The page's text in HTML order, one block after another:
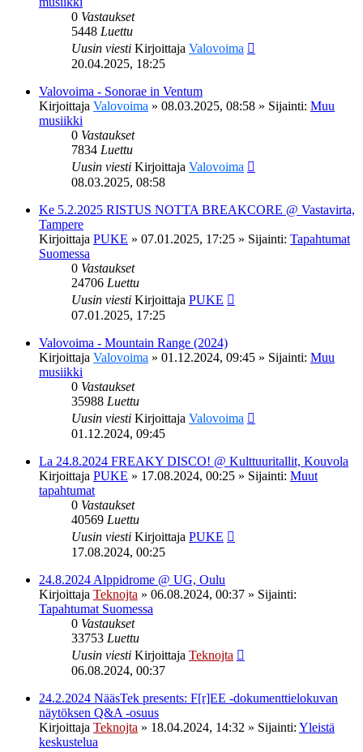
0 Vastaukset
5448 Luettu
Uusin viesti Kirjoittaja Valovoima
20.04.2025, 18:25
Valovoima - Sonorae in Ventum
Kirjoittaja Valovoima » 08.03.2025, 08:58 » Sijainti: Muu
musiikki
0 Vastaukset
7834 Luettu
Uusin viesti Kirjoittaja Valovoima
08.03.2025, 08:58
Ke 5.2.2025 RISTUS NOTTA BREAKCORE @ Vastavirta,
Tampere
Kirjoittaja PUKE » 07.01.2025, 17:25 » Sijainti: Tapahtumat
Suomessa
0 Vastaukset
24706 Luettu
Uusin viesti Kirjoittaja PUKE
07.01.2025, 17:25
Valovoima - Mountain Range (2024)
Kirjoittaja Valovoima » 01.12.2024, 09:45 » Sijainti: Muu
musiikki
0 Vastaukset
35988 Luettu
Uusin viesti Kirjoittaja Valovoima
01.12.2024, 09:45
La 24.8.2024 FREAKY DISCO! @ Kulttuuritallit, Kouvola
Kirjoittaja PUKE » 17.08.2024, 00:25 » Sijainti: Muut
tapahtumat
0 Vastaukset
40569 Luettu
Uusin viesti Kirjoittaja PUKE
17.08.2024, 00:25
24.8.2024 Alppidrome @ UG, Oulu
Kirjoittaja Teknojta » 06.08.2024, 00:37 » Sijainti:
Tapahtumat Suomessa
0 Vastaukset
33753 Luettu
Uusin viesti Kirjoittaja Teknojta
06.08.2024, 00:37
24.2.2024 NääsTek presents: F[r]EE -dokumenttielokuvan
näytöksen Q&A -osuus
Kirjoittaja Teknojta » 18.04.2024, 14:32 » Sijainti: Yleistä
keskustelua